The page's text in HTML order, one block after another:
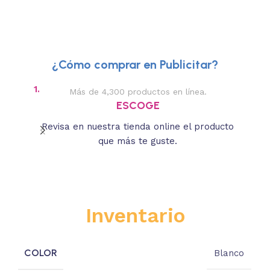
¿Cómo comprar en Publicitar?
1. Más de 4,300 productos en línea.
ESCOGE
Revisa en nuestra tienda online el producto
que más te guste.
Inventario
COLOR Blanco